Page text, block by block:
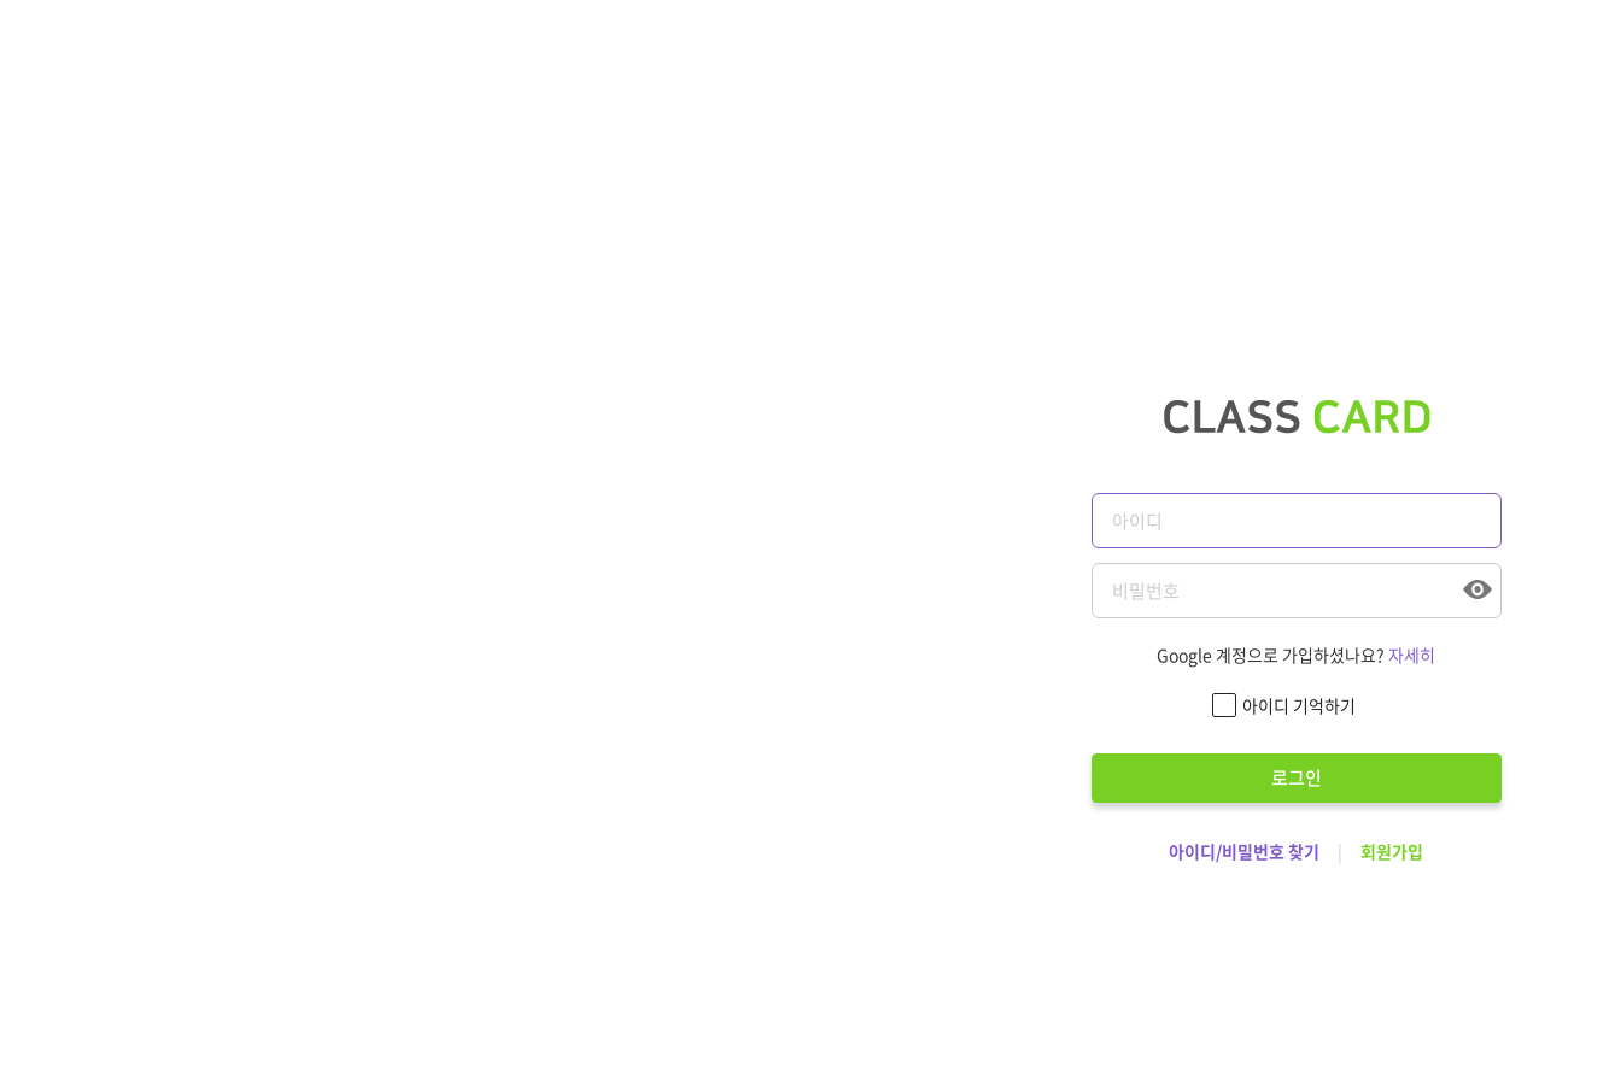
Google 계정으로 가입하셨나요?자세히
아이디 기억하기
로그인
아이디/비밀번호 찾기 | 회원가입